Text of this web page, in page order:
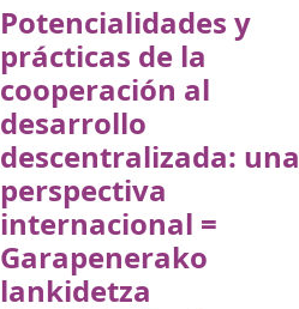
Potencialidades y
prácticas de la
cooperación al
desarrollo
descentralizada: una
perspectiva
internacional =
Garapenerako
lankidetza